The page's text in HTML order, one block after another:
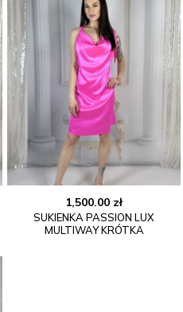
1,500.00 zł
SUKIENKA PASSION LUX
MULTIWAY KRÓTKA